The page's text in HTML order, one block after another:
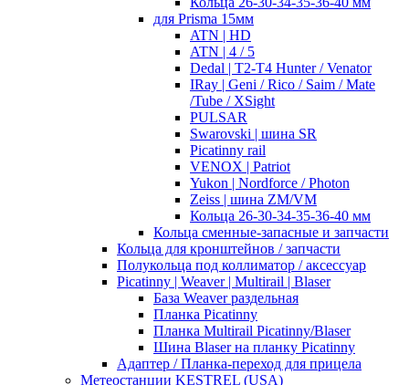
для Prisma 15мм
ATN | HD
ATN | 4 / 5
Dedal | T2-T4 Hunter / Venator
IRay | Geni / Rico / Saim / Mate
/Tube / XSight
PULSAR
Swarovski | шина SR
Picatinny rail
VENOX | Patriot
Yukon | Nordforce / Photon
Zeiss | шина ZM/VM
Кольца 26-30-34-35-36-40 мм
Кольца сменные-запасные и запчасти
Кольца для кронштейнов / запчасти
Полукольца под коллиматор / аксессуар
Picatinny | Weaver | Multirail | Blaser
База Weaver раздельная
Планка Picatinny
Планка Multirail Picatinny/Blaser
Шина Blaser на планку Picatinny
Адаптер / Планка-переход для прицела
Метеостанции KESTREL (USA)